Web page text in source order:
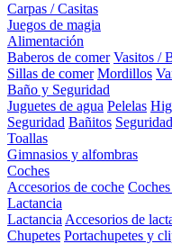
Carpas / Casitas
Juegos de magia
Alimentación
Baberos de comer Vasitos /
Sillas de comer Mordillos
Baño y Seguridad
Juguetes de agua Pelelas
Seguridad Bañitos Seguridad
Toallas
Gimnasios y alfombras
Coches
Accesorios de coche
Lactancia
Lactancia Accesorios de
Chupetes Portachupetes y